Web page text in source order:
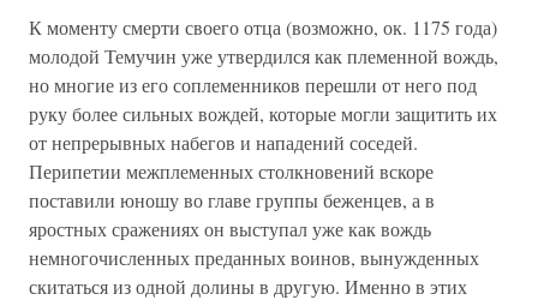
К моменту смерти своего отца (возможно, ок. 1175 года)
молодой Темучин уже утвердился как племенной вождь,
но многие из его соплеменников перешли от него под
руку более сильных вождей, которые могли защитить их
от непрерывных набегов и нападений соседей.
Перипетии межплеменных столкновений вскоре
поставили юношу во главе группы беженцев, а в
яростных сражениях он выступал уже как вождь
немногочисленных преданных воинов, вынужденных
скитаться из одной долины в другую. Именно в этих